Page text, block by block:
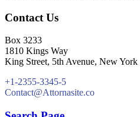
Contact Us
Box 3233
1810 Kings Way
King Street, 5th Avenue, New York
+1-2355-3345-5
Contact@Attornasite.co